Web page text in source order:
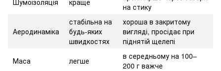
на стику
Аеродинаміка
стабільна на
будь-яких
швидкостях
хороша в закритому
вигляді, просідає при
піднятій щелепі
Маса
легше
в середньому на 100–
200 г важче